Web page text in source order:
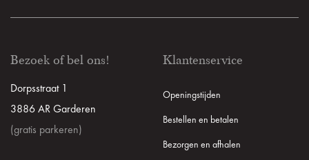
Bezoek of bel ons!
Dorpsstraat 1
3886 AR Garderen
(gratis parkeren)
Klantenservice
Openingstijden
Bestellen en betalen
Bezorgen en afhalen